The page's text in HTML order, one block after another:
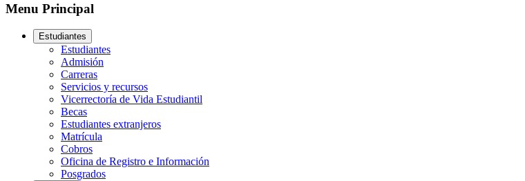
Menu Principal
Estudiantes
Estudiantes
Admisión
Carreras
Servicios y recursos
Vicerrectoría de Vida Estudiantil
Becas
Estudiantes extranjeros
Matrícula
Cobros
Oficina de Registro e Información
Posgrados